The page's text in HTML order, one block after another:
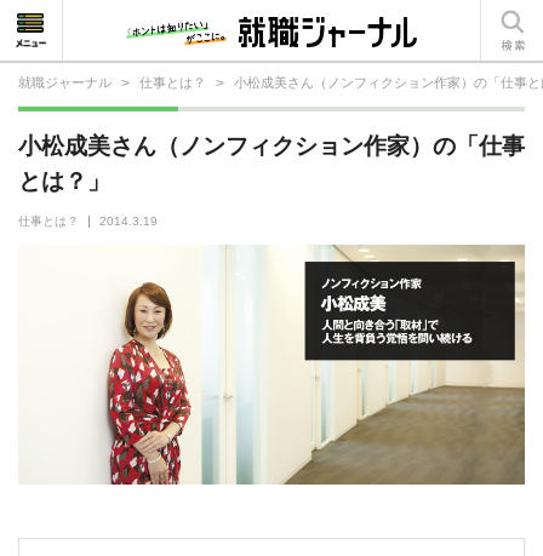
就職ジャーナル > 仕事とは？ > 小松成美さん（ノンフィクション作家）の「仕事
小松成美さん（ノンフィクション作家）の「仕事
とは？」
仕事とは？ 2014.3.19
就活相談
就活ノウハウ
仕事の選び方・ヒント